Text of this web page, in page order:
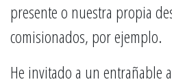
presente o nuestra propia
comisionados, por ejemplo.
He invitado a un entrañable